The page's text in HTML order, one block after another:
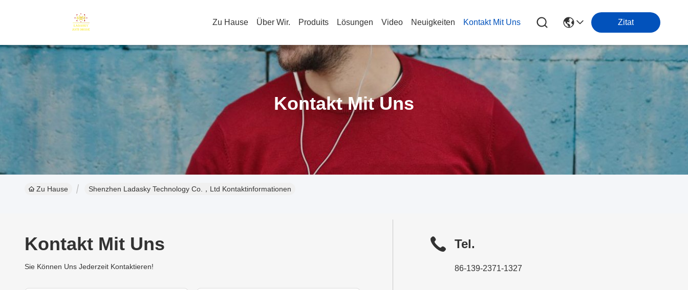
Zu Hause Über Wir. Produits Lösungen Video Neuigkeiten Kontakt Mit Uns Zitat
Kontakt Mit Uns
Zu Hause Shenzhen Ladasky Technology Co.，Ltd Kontaktinformationen
Kontakt Mit Uns
Sie Können Uns Jederzeit Kontaktieren!
Tel.
86-139-2371-1327